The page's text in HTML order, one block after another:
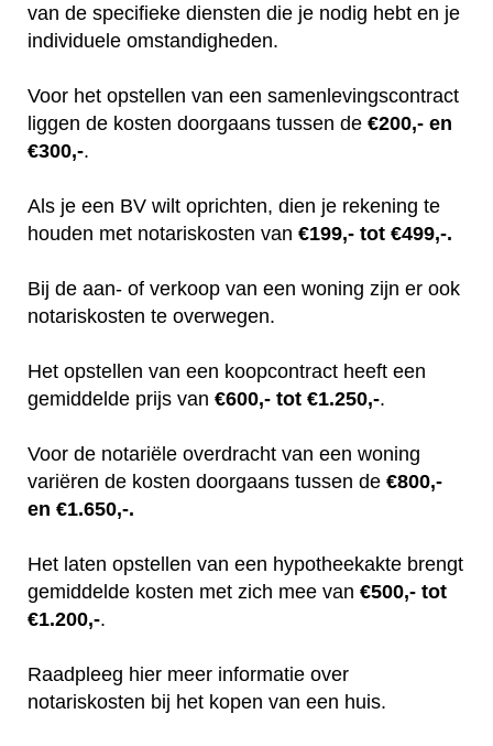
van de specifieke diensten die je nodig hebt en je
individuele omstandigheden.
Voor het opstellen van een samenlevingscontract
liggen de kosten doorgaans tussen de €200,- en
€300,-.
Als je een BV wilt oprichten, dien je rekening te
houden met notariskosten van €199,- tot €499,-.
Bij de aan- of verkoop van een woning zijn er ook
notariskosten te overwegen.
Het opstellen van een koopcontract heeft een
gemiddelde prijs van €600,- tot €1.250,-.
Voor de notariële overdracht van een woning
variëren de kosten doorgaans tussen de €800,-
en €1.650,-.
Het laten opstellen van een hypotheekakte brengt
gemiddelde kosten met zich mee van €500,- tot
€1.200,-.
Raadpleeg hier meer informatie over
notariskosten bij het kopen van een huis.